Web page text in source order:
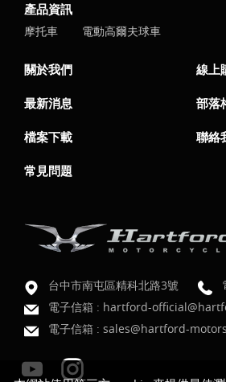
產品資訊
摩托車 電動高爾夫球車
關於我們 線上
最新消息 部落
檔案下載 聯絡
常見問題
台中市南屯區精科北路3號
電子信箱 : hartford-
電子信箱 : sales@hartford-